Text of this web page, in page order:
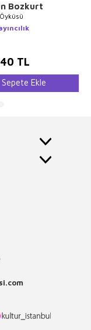
Bozkurt
TL
Sepete Ekle